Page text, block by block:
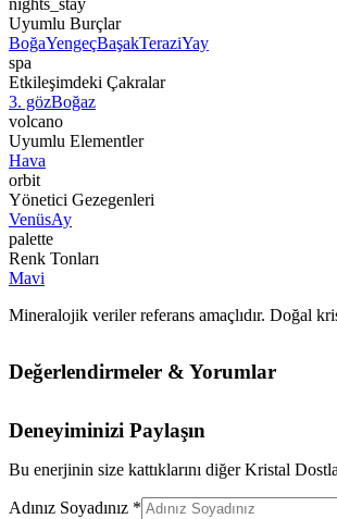
nights_stay
Uyumlu Burçlar
BoğaYengeçBaşakTeraziYay
spa
Etkileşimdeki Çakralar
3. gözBoğaz
volcano
Uyumlu Elementler
Hava
orbit
Yönetici Gezegenleri
VenüsAy
palette
Renk Tonları
Mavi
Mineralojik veriler referans amaçlıdır. Doğal
Değerlendirmeler & Yorumlar
Deneyiminizi Paylaşın
Bu enerjinin size kattıklarını diğer Kristal
Adınız Soyadınız *